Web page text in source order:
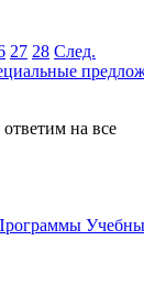
27 28 След.
на все